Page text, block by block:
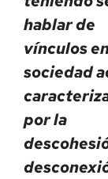
hablar de
vínculos
sociedad
por la